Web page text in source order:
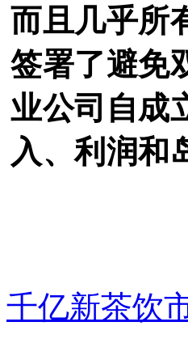
而且几乎所
签署了避免
业公司自成
入、利润和
千亿新茶饮